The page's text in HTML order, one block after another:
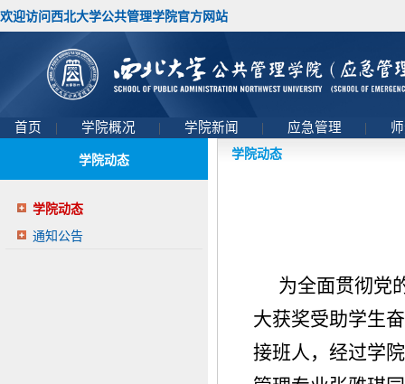
欢迎访问西北大学公共管理学院官方网站
首页 | 学院概况 | 学院新闻 | 应急管理 |
学院动态
学院动态
通知公告
学院动态
为全面贯彻党
大获奖受助学生
接班人，经过学